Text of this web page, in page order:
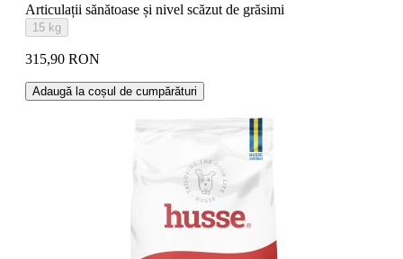
Articulații sănătoase și nivel scăzut de grăsimi
15 kg
315,90 RON
Adaugă la coșul de cumpărături